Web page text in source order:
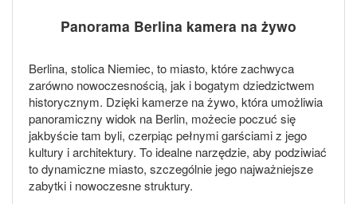
Panorama Berlina kamera na żywo
Berlina, stolica Niemiec, to miasto, które zachwyca
zarówno nowoczesnością, jak i bogatym dziedzictwem
historycznym. Dzięki kamerze na żywo, która umożliwia
panoramiczny widok na Berlin, możecie poczuć się
jakbyście tam byli, czerpiąc pełnymi garściami z jego
kultury i architektury. To idealne narzędzie, aby podziwiać
to dynamiczne miasto, szczególnie jego najważniejsze
zabytki i nowoczesne struktury.